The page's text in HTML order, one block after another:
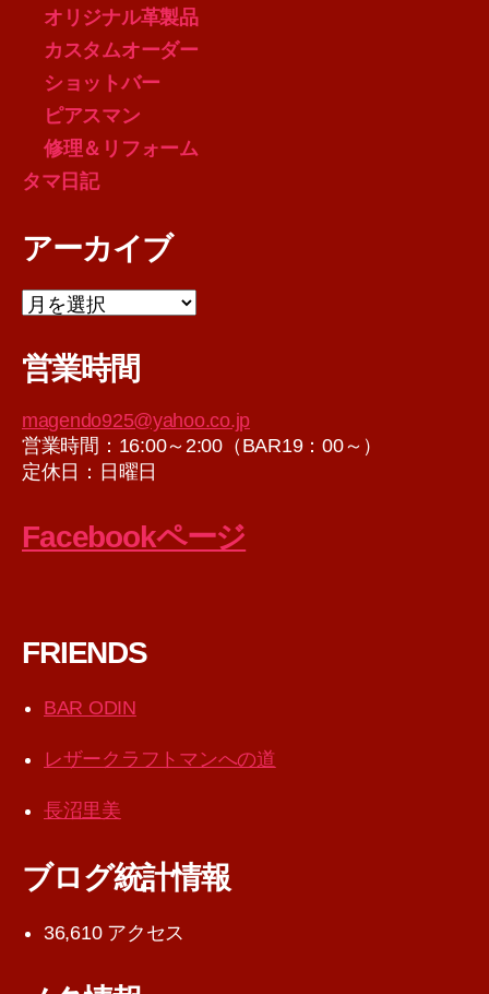
オリジナル革製品
カスタムオーダー
ショットバー
ピアスマン
修理＆リフォーム
タマ日記
アーカイブ
ア
イ
営業時間
magendo925@yahoo.co.jp
営業時間：16:00～2:00（BAR19：00～）
定休日：日曜日
Facebookページ
FRIENDS
BAR ODIN
レザークラフトマンへの道
長沼里美
ブログ統計情報
36,610 アクセス